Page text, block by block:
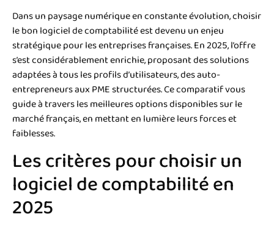
Dans un paysage numérique en constante évolution, choisir
le bon logiciel de comptabilité est devenu un enjeu
stratégique pour les entreprises françaises. En 2025, l’offre
s’est considérablement enrichie, proposant des solutions
adaptées à tous les profils d’utilisateurs, des auto-
entrepreneurs aux PME structurées. Ce comparatif vous
guide à travers les meilleures options disponibles sur le
marché français, en mettant en lumière leurs forces et
faiblesses.
Les critères pour choisir un
logiciel de comptabilité en
2025